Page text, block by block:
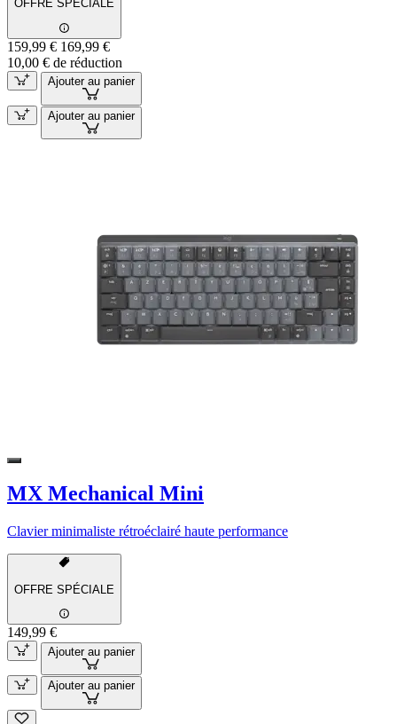
OFFRE SPÉCIALE
159,99 € 169,99 €
10,00 € de réduction
Ajouter au panier
Ajouter au panier
MX Mechanical Mini
Clavier minimaliste rétroéclairé haute performance
OFFRE SPÉCIALE
149,99 €
Ajouter au panier
Ajouter au panier